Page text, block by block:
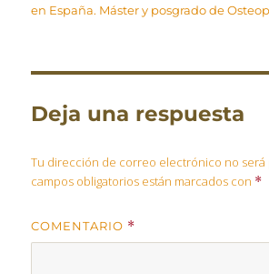
el
en España. Máster y posgrado de
Deja una respuesta
Tu dirección de correo electrónico no será
campos obligatorios están marcados con *
COMENTARIO *